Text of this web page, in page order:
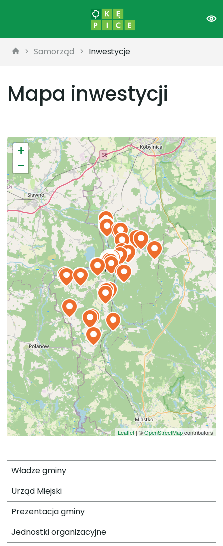
Samorząd Inwestycje
Mapa inwestycji
+
−
Leaflet|©OpenStreetMapcontributors
Władze gminy
Urząd Miejski
Prezentacja gminy
Jednostki organizacyjne